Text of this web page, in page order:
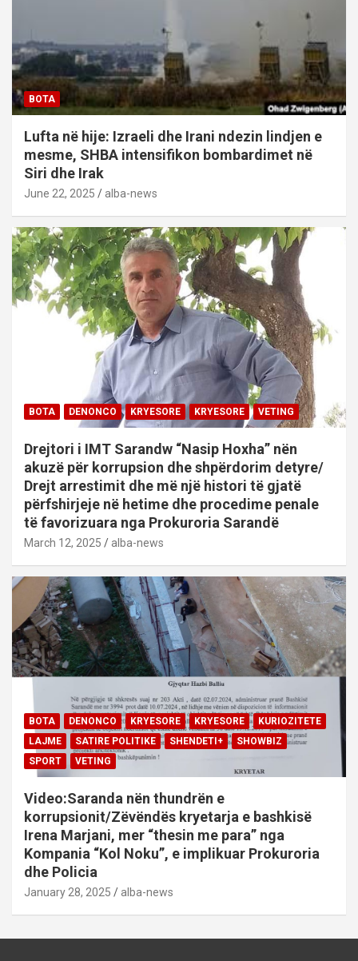
BOTA
Lufta në hije: Izraeli dhe Irani ndezin lindjen e
mesme, SHBA intensifikon bombardimet në
Siri dhe Irak
June 22, 2025 alba-news
BOTA DENONCO KRYESORE KRYESORE VETING
Drejtori i IMT Sarandw “Nasip Hoxha” nën
akuzë për korrupsion dhe shpërdorim detyre/
Drejt arrestimit dhe më një histori të gjatë
përfshirjeje në hetime dhe procedime penale
të favorizuara nga Prokuroria Sarandë
March 12, 2025 alba-news
BOTA DENONCO KRYESORE KRYESORE
KURIOZITETE
LAJME
SATIRE POLITIKE SHENDETI+
SHOWBIZ
SPORT
VETING
Video:Saranda nën thundrën e
korrupsionit/Zëvëndës kryetarja e bashkisë
Irena Marjani, mer “thesin me para” nga
Kompania “Kol Noku”, e implikuar Prokuroria
dhe Policia
January 28, 2025 alba-news